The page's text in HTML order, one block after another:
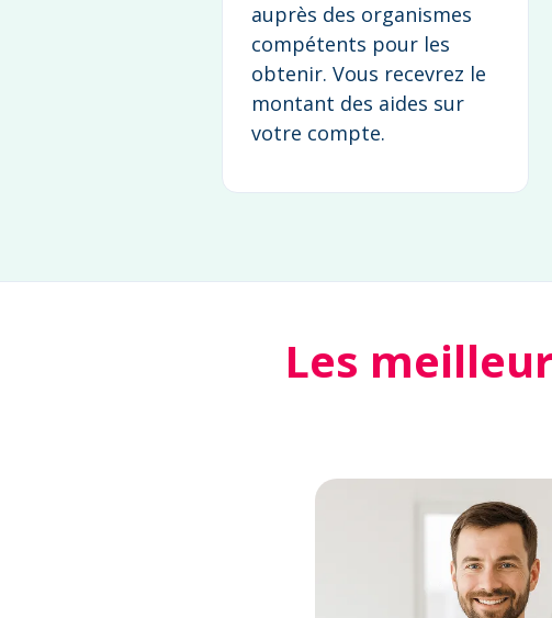
auprès des organismes
compétents pour les
obtenir. Vous recevrez le
montant des aides sur
votre compte.
Les